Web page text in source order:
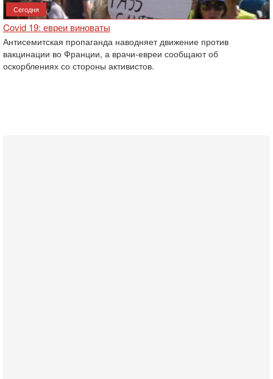
Сегодня
Covid 19: евреи виноваты
Антисемитская пропаганда наводняет движение против
вакцинации во Франции, а врачи-евреи сообщают об
оскорблениях со стороны активистов.